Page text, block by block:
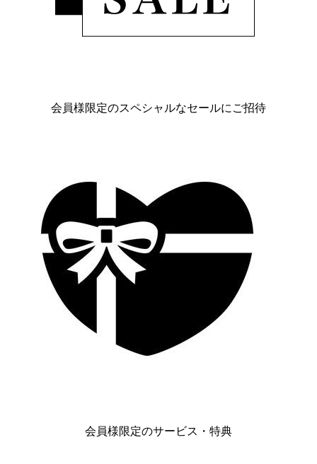
会員様限定のスペシャルなセールにご招待
会員様限定のサービス・特典